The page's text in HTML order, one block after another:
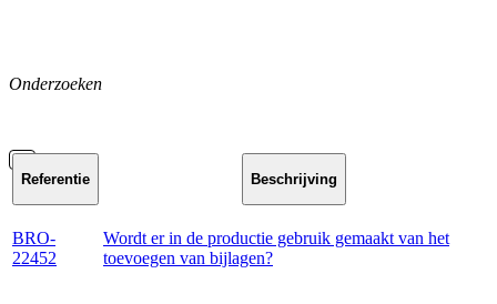
Onderzoeken
Referentie Beschrijving
BRO-
22452
Wordt er in de productie gebruik gemaakt van het
toevoegen van bijlagen?